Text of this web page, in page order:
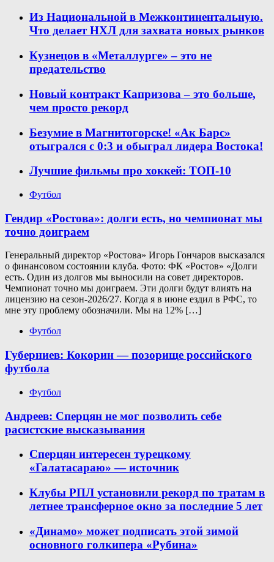
Из Национальной в Межконтинентальную.
Что делает НХЛ для захвата новых рынков
Кузнецов в «Металлурге» – это не
предательство
Новый контракт Капризова – это больше,
чем просто рекорд
Безумие в Магнитогорске! «Ак Барс»
отыгрался с 0:3 и обыграл лидера Востока!
Лучшие фильмы про хоккей: ТОП-10
Футбол
Гендир «Ростова»: долги есть, но чемпионат мы
точно доиграем
Генеральный директор «Ростова» Игорь Гончаров высказался
о финансовом состоянии клуба. Фото: ФК «Ростов» «Долги
есть. Один из долгов мы выносили на совет директоров.
Чемпионат точно мы доиграем. Эти долги будут влиять на
лицензию на сезон-2026/27. Когда я в июне ездил в РФС, то
мне эту проблему обозначили. Мы на 12% […]
Футбол
Губерниев: Кокорин — позорище российского
футбола
Футбол
Андреев: Сперцян не мог позволить себе
расистские высказывания
Сперцян интересен турецкому
«Галатасараю» — источник
Клубы РПЛ установили рекорд по тратам в
летнее трансферное окно за последние 5 лет
«Динамо» может подписать этой зимой
основного голкипера «Рубина»